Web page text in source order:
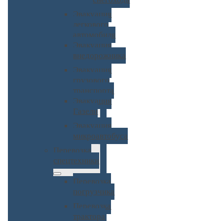
Эвакуация
легкового
автомобиля
Эвакуация
внедорожника
Эвакуация
грузового
транспорта
Эвакуация
Газели
Эвакуация
микроавтобуса
Перевозка
спецтехники
Перевозка
погрузчика
Перевозка
трактора